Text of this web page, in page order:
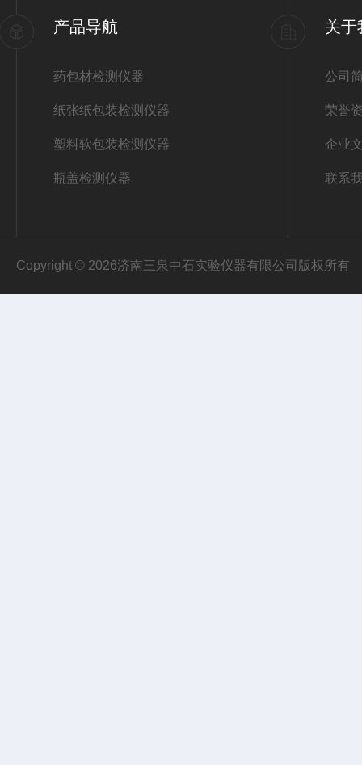
产品导航
药包材检测仪器
纸张纸包装检测仪器
塑料软包装检测仪器
瓶盖检测仪器
关于
公司
荣誉
企业
联系
Copyright © 2026济南三泉中石实验仪器有限公司版权所有